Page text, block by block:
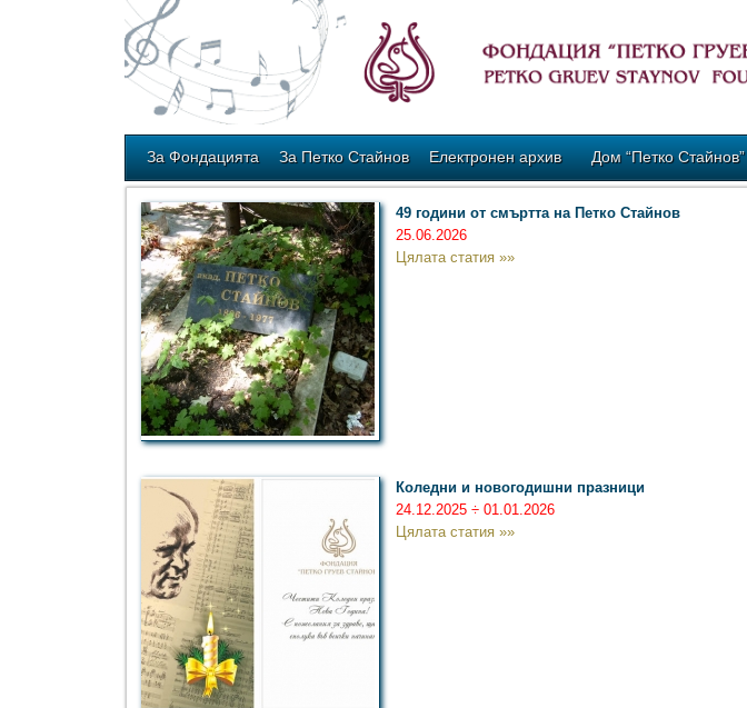
За Фондацията За Петко Стайнов Електронен архив Дом “Петко Стайнов”
49 години от смъртта на Петко Стайнов
25.06.2026
Цялата статия »»
Коледни и новогодишни празници
24.12.2025 ÷ 01.01.2026
Цялата статия »»